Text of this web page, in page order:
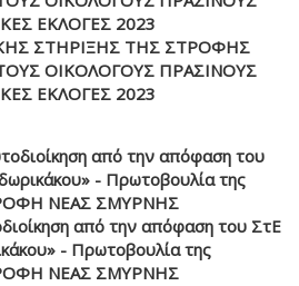
ΣΤΗΡΙΞΗΣ ΤΗΣ ΣΤΡΟΦΗΣ
ΟΙΚΟΛΟΓΟΥΣ ΠΡΑΣΙΝΟΥΣ
ΕΚΛΟΓΕΣ 2023
από την απόφαση του ΣτΕ
- Πρωτοβουλία της
ΝΕΑΣ ΣΜΥΡΝΗΣ